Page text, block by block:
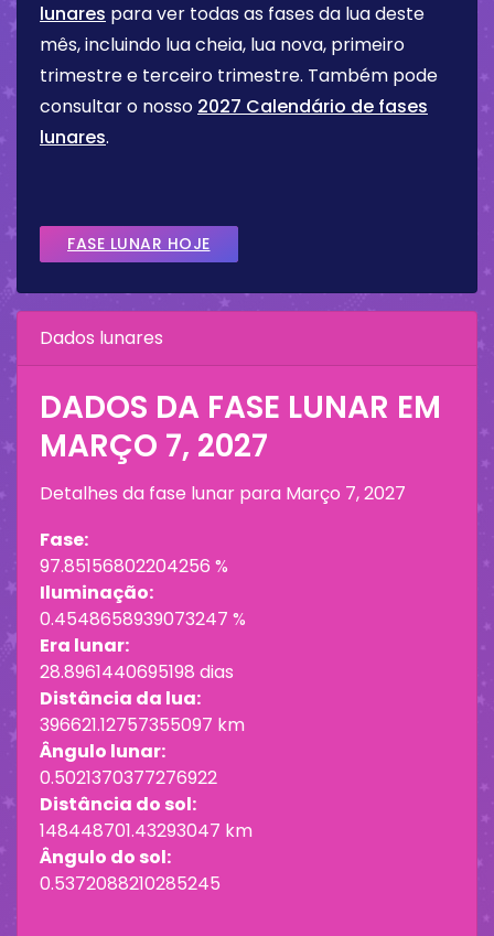
lunares para ver todas as fases da lua deste
mês, incluindo lua cheia, lua nova, primeiro
trimestre e terceiro trimestre. Também pode
consultar o nosso 2027 Calendário de fases
lunares.
FASE LUNAR HOJE
Dados lunares
DADOS DA FASE LUNAR EM
MARÇO 7, 2027
Detalhes da fase lunar para Março 7, 2027
Fase:
97.85156802204256 %
Iluminação:
0.4548658939073247 %
Era lunar:
28.8961440695198 dias
Distância da lua:
396621.12757355097 km
Ângulo lunar:
0.5021370377276922
Distância do sol:
148448701.43293047 km
Ângulo do sol:
0.5372088210285245